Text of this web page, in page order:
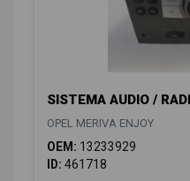
SISTEMA AUDIO /
OPEL MERIVA ENJOY
OEM: 13233929
ID: 461718